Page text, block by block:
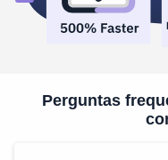
Perguntas